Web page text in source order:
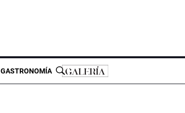
GASTRONOMÍA